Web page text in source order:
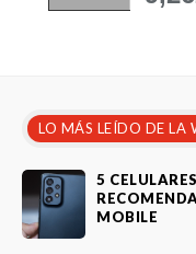
LO MÁS LEÍDO DE LA
5
MOBILE